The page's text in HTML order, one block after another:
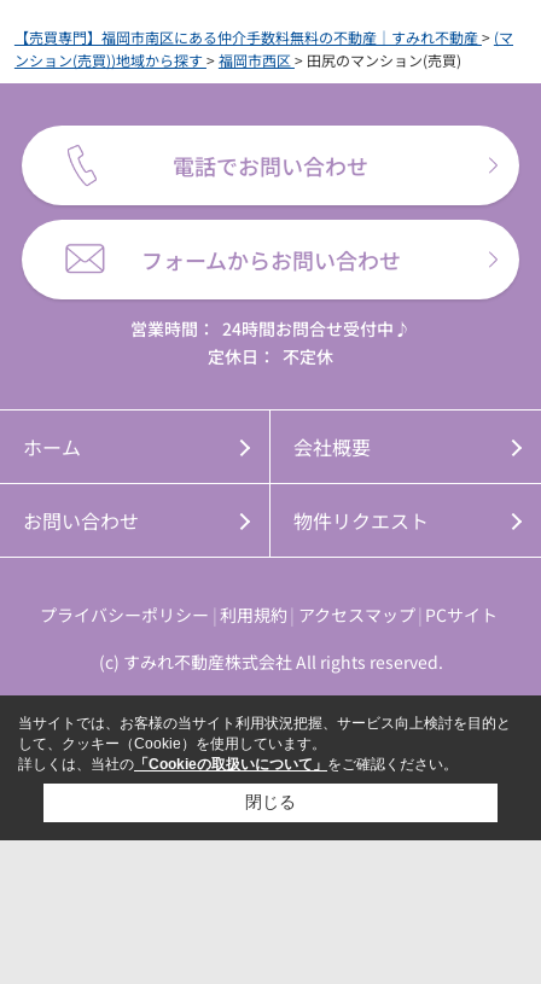
【売買専門】福岡市南区にある仲介手数料無料の不動産｜すみれ不動産> (マ
ンション(売買))地域から探す>福岡市西区 > 田尻のマンション(売買)
電話でお問い合わせ
フォームからお問い合わせ
営業時間：
24時間お問合せ受付中♪
定休日：
不定休
ホーム 会社概要
お問い合わせ 物件リクエスト
プライバシーポリシー 利用規約 アクセスマップ PCサイト
(c) すみれ不動産株式会社 All rights reserved.
当サイトでは、お客様の当サイト利用状況把握、サービス向上検討を目的と
して、クッキー（Cookie）を使用しています。
詳しくは、当社の 「Cookieの取扱いについて」 をご確認ください。
閉じる